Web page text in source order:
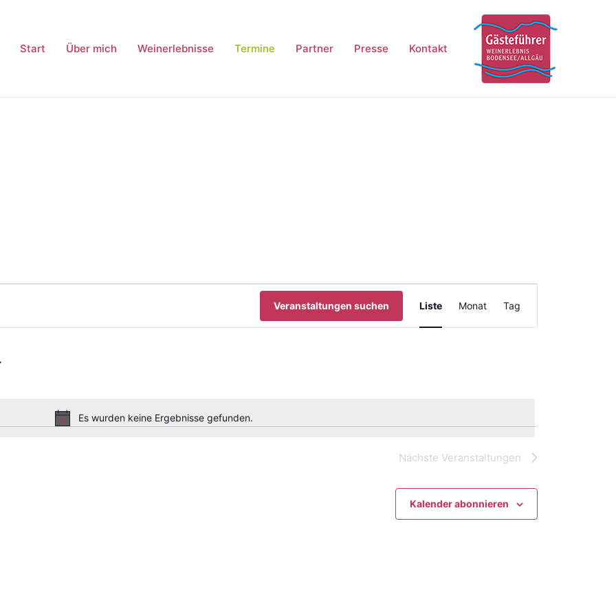
Start Über mich Weinerlebnisse Termine Partner Presse Kontakt
Hinweis
Es wurden keine Ergebnisse gefunden.
Veranstaltungen suchen Liste Monat Tag
Nächste Veranstaltungen
Kalender abonnieren